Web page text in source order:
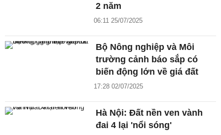
2 năm
06:11 25/07/2025
Bộ Nông nghiệp và Môi
trường cảnh báo sắp có
biến động lớn về giá đất
17:28 02/07/2025
Hà Nội: Đất nền ven vành
đai 4 lại 'nổi sóng'